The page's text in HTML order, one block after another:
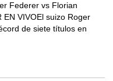
Federer vs Florian
EN VIVOEl suizo Roger
de siete títulos en